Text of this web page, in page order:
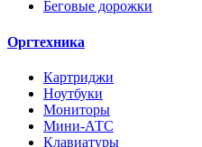
Беговые дорожки
Оргтехника
Картриджи
Ноутбуки
Мониторы
Мини-АТС
Клавиатуры